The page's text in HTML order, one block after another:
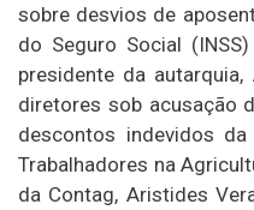
sobre desvios de
do Seguro Social
presidente da
diretores sob acusação
descontos indevidos
Trabalhadores na
da Contag, Aristides